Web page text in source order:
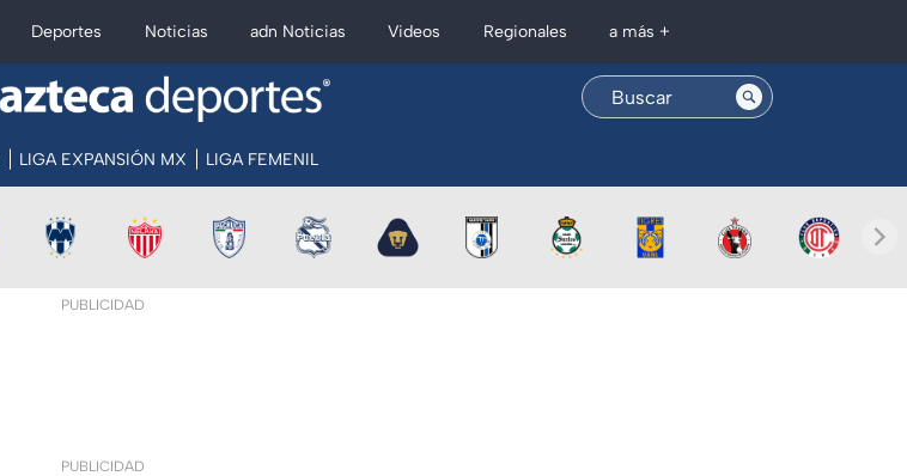
Deportes Noticias adn Noticias Videos Regionales a más +
LIGA EXPANSIÓN MX LIGA FEMENIL
PUBLICIDAD
PUBLICIDAD